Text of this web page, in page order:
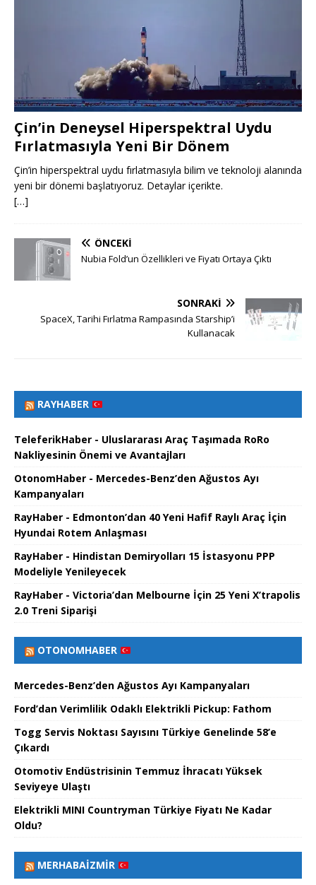
Çin’in Deneysel Hiperspektral Uydu
Fırlatmasıyla Yeni Bir Dönem
Çin’in hiperspektral uydu fırlatmasıyla bilim ve teknoloji alanında
yeni bir dönemi başlatıyoruz. Detaylar içerikte.
[…]
ÖNCEKI
Nubia Fold’un Özellikleri ve Fiyatı Ortaya Çıktı
SONRAKI
SpaceX, Tarihi Fırlatma Rampasında Starship’i
Kullanacak
RAYHABER
TeleferikHaber - Uluslararası Araç Taşımada RoRo
Nakliyesinin Önemi ve Avantajları
OtonomHaber - Mercedes-Benz’den Ağustos Ayı
Kampanyaları
RayHaber - Edmonton’dan 40 Yeni Hafif Raylı Araç İçin
Hyundai Rotem Anlaşması
RayHaber - Hindistan Demiryolları 15 İstasyonu PPP
Modeliyle Yenileyecek
RayHaber - Victoria’dan Melbourne İçin 25 Yeni X’trapolis
2.0 Treni Siparişi
OTONOMHABER
Mercedes-Benz’den Ağustos Ayı Kampanyaları
Ford’dan Verimlilik Odaklı Elektrikli Pickup: Fathom
Togg Servis Noktası Sayısını Türkiye Genelinde 58’e
Çıkardı
Otomotiv Endüstrisinin Temmuz İhracatı Yüksek
Seviyeye Ulaştı
Elektrikli MINI Countryman Türkiye Fiyatı Ne Kadar
Oldu?
MERHABAİZMIR